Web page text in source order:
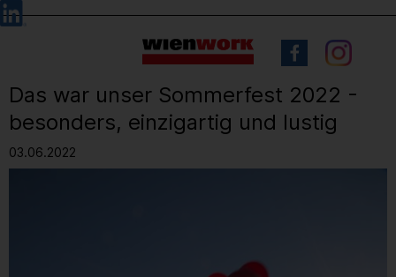
Barrierefreie
Bedienung
Sprachauswahl
Das war unser Sommerfest 2022 -
besonders, einzigartig und lustig
03.06.2022